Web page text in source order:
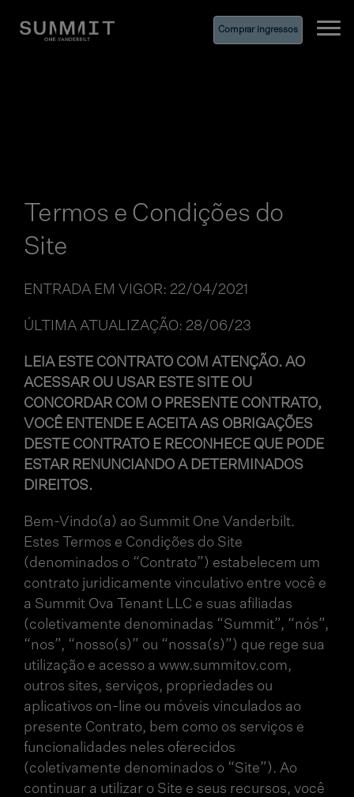
Comprar ingressos
Termos e Condições do
Site
ENTRADA EM VIGOR: 22/04/2021
ÚLTIMA ATUALIZAÇÃO: 28/06/23
LEIA ESTE CONTRATO COM ATENÇÃO. AO
ACESSAR OU USAR ESTE SITE OU
CONCORDAR COM O PRESENTE CONTRATO,
VOCÊ ENTENDE E ACEITA AS OBRIGAÇÕES
DESTE CONTRATO E RECONHECE QUE PODE
ESTAR RENUNCIANDO A DETERMINADOS
DIREITOS.
Bem-Vindo(a) ao Summit One Vanderbilt.
Estes Termos e Condições do Site
(denominados o “Contrato”) estabelecem um
contrato juridicamente vinculativo entre você e
a Summit Ova Tenant LLC e suas afiliadas
(coletivamente denominadas “Summit”, “nós”,
“nos”, “nosso(s)” ou “nossa(s)”) que rege sua
utilização e acesso a www.summitov.com,
outros sites, serviços, propriedades ou
aplicativos on-line ou móveis vinculados ao
presente Contrato, bem como os serviços e
funcionalidades neles oferecidos
(coletivamente denominados o “Site”). Ao
continuar a utilizar o Site e seus recursos, você